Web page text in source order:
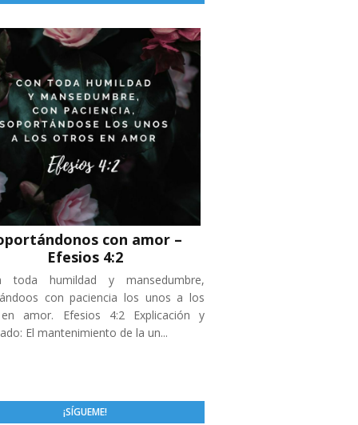
con amor –
Efesios 4:2
toda humildad y mansedumbre,
con paciencia los unos a los
amor. Efesios 4:2 Explicación y
El mantenimiento de la un...
¡SÍGUEME!